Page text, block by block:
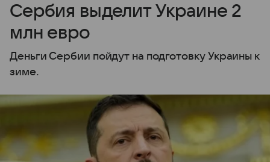
Сербия выделит Украине 2
млн евро
Деньги Сербии пойдут на подготовку Украины к
зиме.